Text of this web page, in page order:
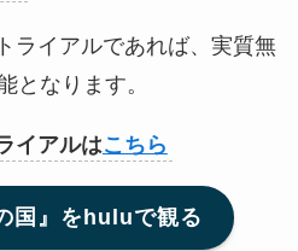
ライアルであれば、実質無
となります。
イアルはこちら
国』をhuluで観る